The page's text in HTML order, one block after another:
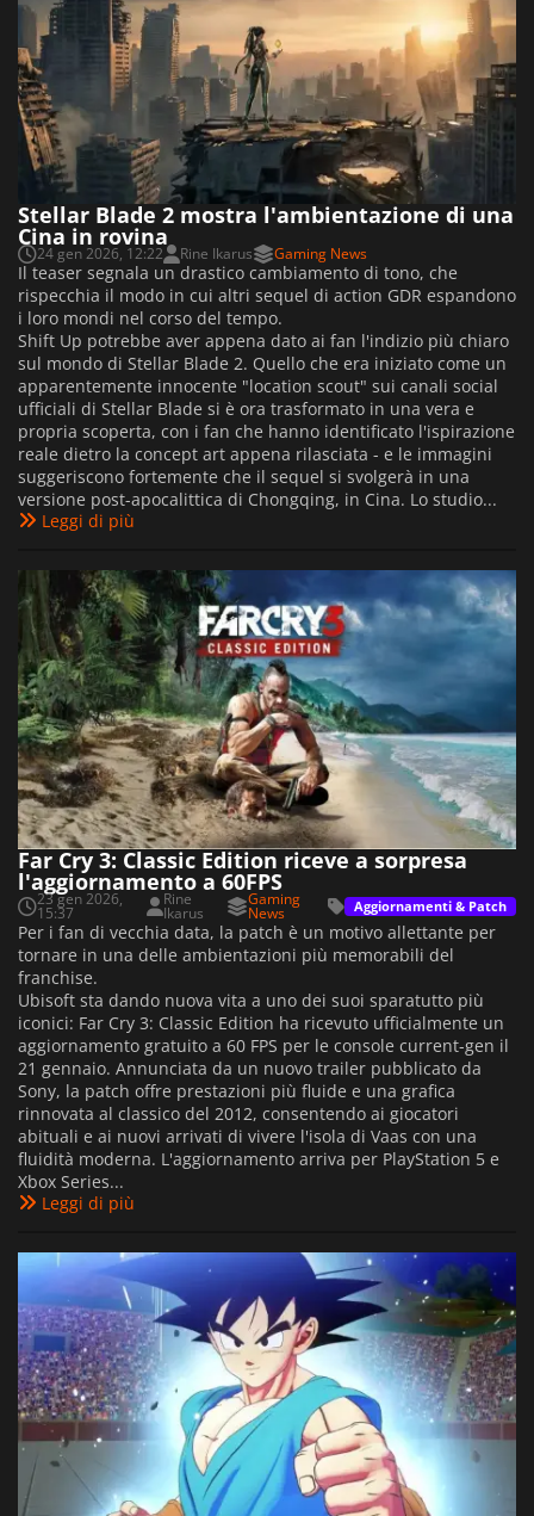
Stellar Blade 2 mostra l'ambientazione di una
Cina in rovina
24 gen 2026, 12:22 Rine Ikarus Gaming News
Il teaser segnala un drastico cambiamento di tono, che
rispecchia il modo in cui altri sequel di action GDR espandono
i loro mondi nel corso del tempo.
Shift Up potrebbe aver appena dato ai fan l'indizio più chiaro
sul mondo di Stellar Blade 2. Quello che era iniziato come un
apparentemente innocente "location scout" sui canali social
ufficiali di Stellar Blade si è ora trasformato in una vera e
propria scoperta, con i fan che hanno identificato l'ispirazione
reale dietro la concept art appena rilasciata - e le immagini
suggeriscono fortemente che il sequel si svolgerà in una
versione post-apocalittica di Chongqing, in Cina. Lo studio...
Leggi di più
Far Cry 3: Classic Edition riceve a sorpresa
l'aggiornamento a 60FPS
23 gen 2026,
15:37
Rine
Ikarus
Gaming
News Aggiornamenti & Patch
Per i fan di vecchia data, la patch è un motivo allettante per
tornare in una delle ambientazioni più memorabili del
franchise.
Ubisoft sta dando nuova vita a uno dei suoi sparatutto più
iconici: Far Cry 3: Classic Edition ha ricevuto ufficialmente un
aggiornamento gratuito a 60 FPS per le console current-gen il
21 gennaio. Annunciata da un nuovo trailer pubblicato da
Sony, la patch offre prestazioni più fluide e una grafica
rinnovata al classico del 2012, consentendo ai giocatori
abituali e ai nuovi arrivati di vivere l'isola di Vaas con una
fluidità moderna. L'aggiornamento arriva per PlayStation 5 e
Xbox Series...
Leggi di più